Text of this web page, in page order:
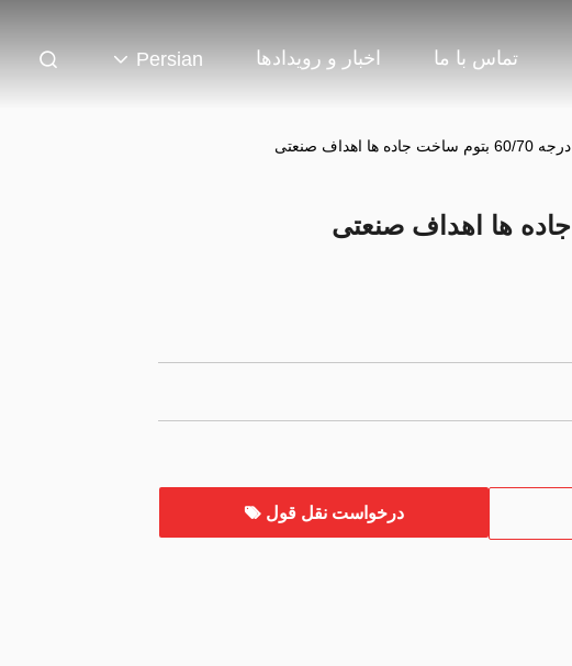
تماس با ما اخبار و رویدادها Persian
درجه 60/70 بتوم ساخت جاده ها اهداف صنعتی
درخواست نقل قول